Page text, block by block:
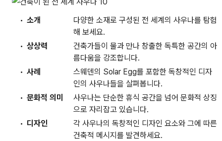
소개
다양한 소재로 구성된 전 세계의 사우나를 탐험
해 보세요.
상상력
건축가들이 물과 만나 창출한 독특한 공간의 아
름다움을 강조합니다.
사례
스웨덴의 Solar Egg를 포함한 독창적인 디자
인의 사우나들을 살펴봅니다.
문화적 의미
사우나는 단순한 휴식 공간을 넘어 문화적 상징
으로 자리잡고 있습니다.
디자인
각 사우나의 독창적인 디자인 요소와 그에 따른
건축적 메시지를 발견하세요.